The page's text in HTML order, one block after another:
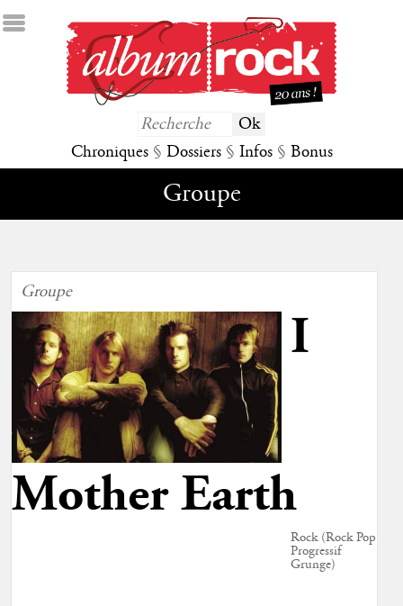
Chroniques § Dossiers § Infos § Bonus
Groupe
Groupe
I
Mother Earth
Rock (Rock Pop
Progressif
Grunge)